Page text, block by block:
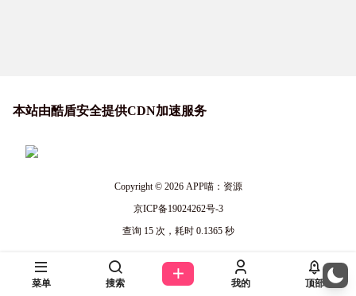
本站由酷盾安全提供CDN加速服务
Copyright © 2026APP喵：资源
京ICP备19024262号-3
查询 15 次，耗时 0.1365 秒
菜单 搜索 我的 顶部